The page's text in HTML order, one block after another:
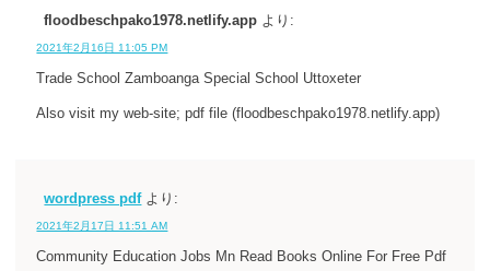
floodbeschpako1978.netlify.app より:
2021年2月16日 11:05 PM
Trade School Zamboanga Special School Uttoxeter
Also visit my web-site; pdf file (floodbeschpako1978.netlify.app)
wordpress pdf より:
2021年2月17日 11:51 AM
Community Education Jobs Mn Read Books Online For Free Pdf